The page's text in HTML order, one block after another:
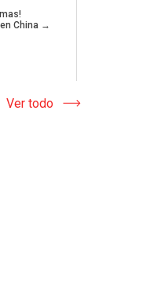
está
el...
China →
CON EL
tifón
Ver todo